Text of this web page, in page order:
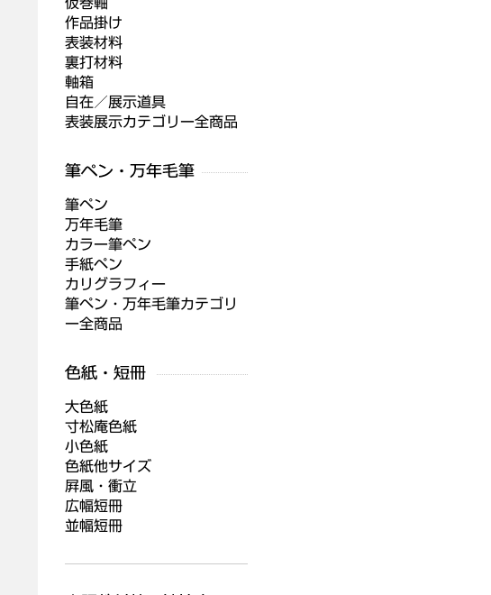
作品掛け
表装材料
裏打材料
軸箱
自在／展示道具
表装展示カテゴリー全商品
筆ペン
万年毛筆
カラー筆ペン
手紙ペン
カリグラフィー
筆ペン・万年毛筆カテゴリ
ー全商品
大色紙
寸松庵色紙
小色紙
色紙他サイズ
屛風・衝立
広幅短冊
並幅短冊